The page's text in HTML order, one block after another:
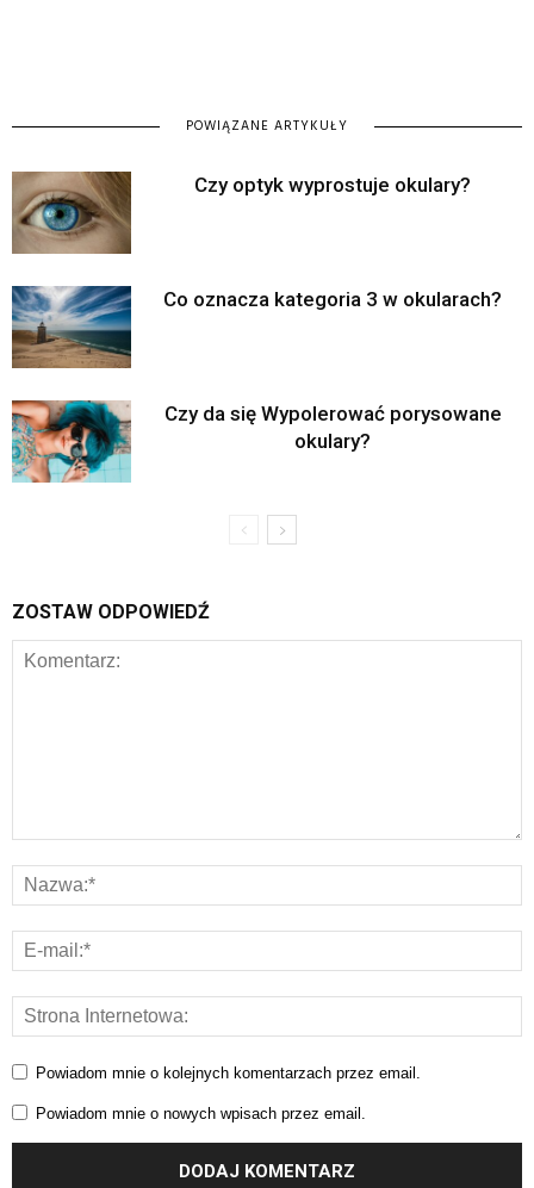
POWIĄZANE ARTYKUŁY
Czy optyk wyprostuje okulary?
Co oznacza kategoria 3 w okularach?
Czy da się Wypolerować porysowane
okulary?
ZOSTAW ODPOWIEDŹ
Powiadom mnie o kolejnych komentarzach przez email.
Powiadom mnie o nowych wpisach przez email.